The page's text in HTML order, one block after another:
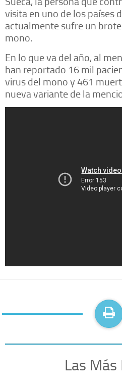
visita en uno de los países
actualmente sufre un
mono.
En lo que va del año, al
han reportado 16 mil
virus del mono y 461
nueva variante de la
Las Más